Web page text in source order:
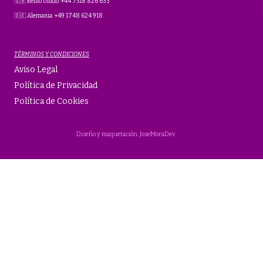
🇩🇪 Alemania: +49 1748 624 918
TÉRMINOS Y CONDICIONES
Aviso Legal
Política de Privacidad
Política de Cookies
Diseño y maquetación: JoseMoraDev